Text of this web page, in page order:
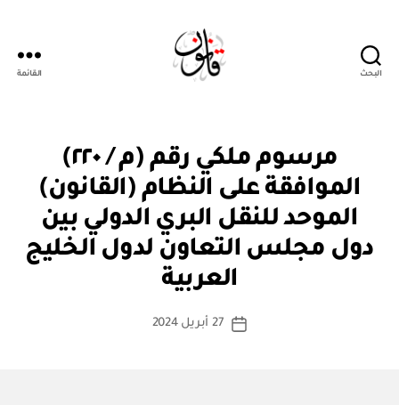
البحث القائمة
التصنيفات
مرسوم ملكي رقم (م / ٢٢٠)
الموافقة على النظام (القانون)
الموحد للنقل البري الدولي بين
دول مجلس التعاون لدول الخليج
العربية
كاتب
بو
س
ة
تاريخ
27 أبريل 2024